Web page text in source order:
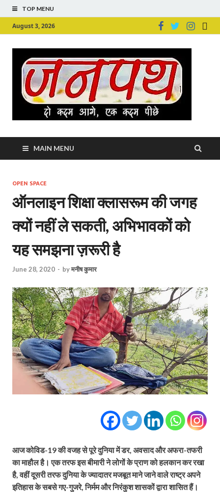
TOP MENU
August 3, 2026
MAIN MENU
OPEN SPACE
ऑनलाइन शिक्षा क्‍लासरूम की जगह
क्‍यों नहीं ले सकती, अभिभावकों को
यह समझना ज़रूरी है
June 28, 2020 - byमनीष कुमार
आज कोविड-19 की वजह से पूरे दुनिया में डर, अवसाद और अफरा-तफरी
का माहौल है। एक तरफ इस बीमारी ने लोगों के प्राण को हलकान कर रखा
है, वहीं दूसरी तरफ दुनिया के ज्यादातर मजबूत माने जाने वाले राष्ट्र अपने
इतिहास के सबसे गए-गुजरे, निर्मम और निरंकुश शासकों द्वारा शासित हैं।